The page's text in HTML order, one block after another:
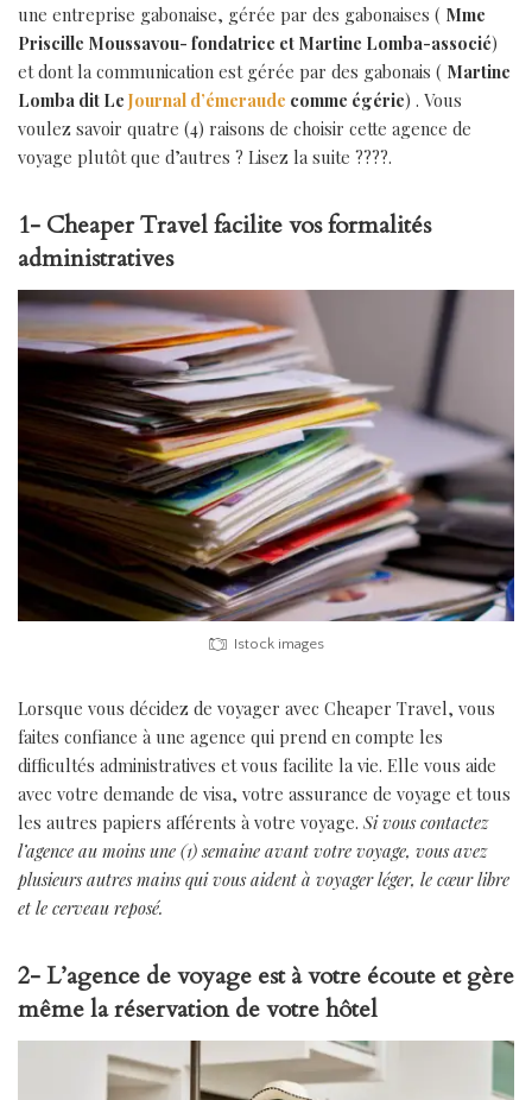
une entreprise gabonaise, gérée par des gabonaises ( Mme
Priscille Moussavou- fondatrice et Martine Lomba-associé)
et dont la communication est gérée par des gabonais ( Martine
Lomba dit Le Journal d’émeraude comme égérie) . Vous
voulez savoir quatre (4) raisons de choisir cette agence de
voyage plutôt que d’autres ? Lisez la suite ????.
1- Cheaper Travel facilite vos formalités
administratives
Istock images
Lorsque vous décidez de voyager avec Cheaper Travel, vous
faites confiance à une agence qui prend en compte les
difficultés administratives et vous facilite la vie. Elle vous aide
avec votre demande de visa, votre assurance de voyage et tous
les autres papiers afférents à votre voyage. Si vous contactez
l’agence au moins une (1) semaine avant votre voyage, vous avez
plusieurs autres mains qui vous aident à voyager léger, le cœur libre
et le cerveau reposé.
2- L’agence de voyage est à votre écoute et gère
même la réservation de votre hôtel